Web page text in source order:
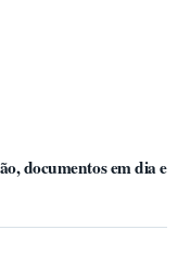
documentos em dia e